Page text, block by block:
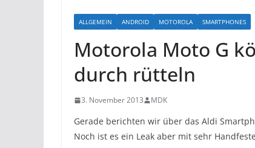
ALLGEMEIN ANDROID MOTOROLA SMARTPHONES
Motorola Moto G
durch rütteln
3. November 2013 MDK
Gerade berichten wir über das Aldi
Noch ist es ein Leak aber mit sehr